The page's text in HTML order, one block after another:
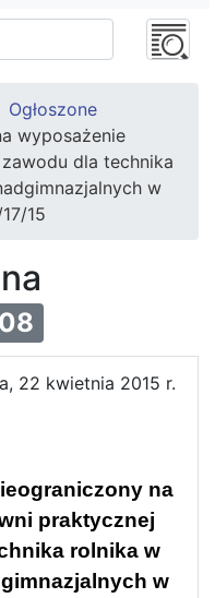
Ogłoszone
wyposażenie
dla technika
w
15
22 kwietnia 2015 r.
na
praktycznej
rolnika w
w